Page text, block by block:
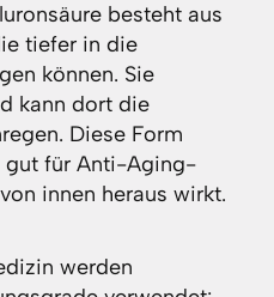
besteht aus
tiefer in die
können. Sie
kann dort die
Diese Form
gut für Anti-Aging-
innen heraus wirkt.
werden